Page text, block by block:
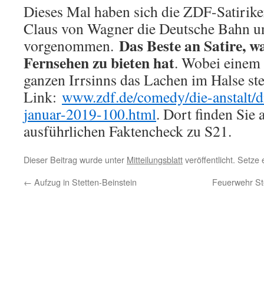
Dieses Mal haben sich die ZDF-
Claus von Wagner die Deutsche Bahn
vorgenommen. Das Beste an Satire,
Fernsehen zu bieten hat. Wobei
ganzen Irrsinns das Lachen im Halse
Link: www.zdf.de/comedy/die-anstalt/
januar-2019-100.html. Dort finden Sie
ausführlichen Faktencheck zu S21.
Dieser Beitrag wurde unter Mitteilungsblattveröffentlicht. Setze
← Aufzug in Stetten-Beinstein Feuerwehr